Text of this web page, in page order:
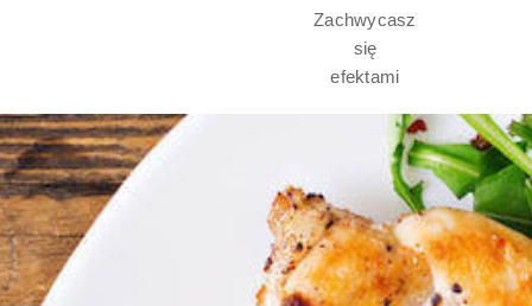
Zachwycasz
się
efektami